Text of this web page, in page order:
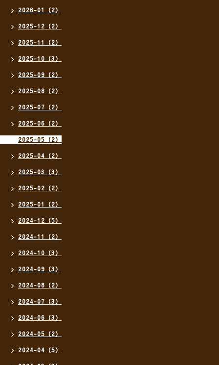
2026-01（2）
2025-12（2）
2025-11（2）
2025-10（3）
2025-09（2）
2025-08（2）
2025-07（2）
2025-06（2）
2025-05（2）
2025-04（2）
2025-03（3）
2025-02（2）
2025-01（2）
2024-12（5）
2024-11（2）
2024-10（3）
2024-09（3）
2024-08（2）
2024-07（3）
2024-06（3）
2024-05（2）
2024-04（5）